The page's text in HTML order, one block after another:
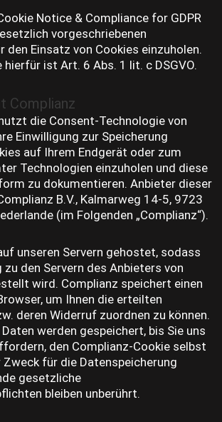
Notice & Compliance for GDPR
vorgeschriebenen
den Einsatz von Cookies einzuholen.
ist Art. 6 Abs. 1 lit. c DSGVO.
Complianz
die Consent-Technologie von
Einwilligung zur Speicherung
auf Ihrem Endgerät oder zum
Technologien einzuholen und diese
zu dokumentieren. Anbieter dieser
B.V., Kalmarweg 14-5, 9723
(im Folgenden „Complianz“).
unseren Servern gehostet, sodass
zu den Servern des Anbieters von
wird. Complianz speichert einen
um Ihnen die erteilten
deren Widerruf zuordnen zu können.
werden gespeichert, bis Sie uns
den Complianz-Cookie selbst
für die Datenspeicherung
gesetzliche
bleiben unberührt.